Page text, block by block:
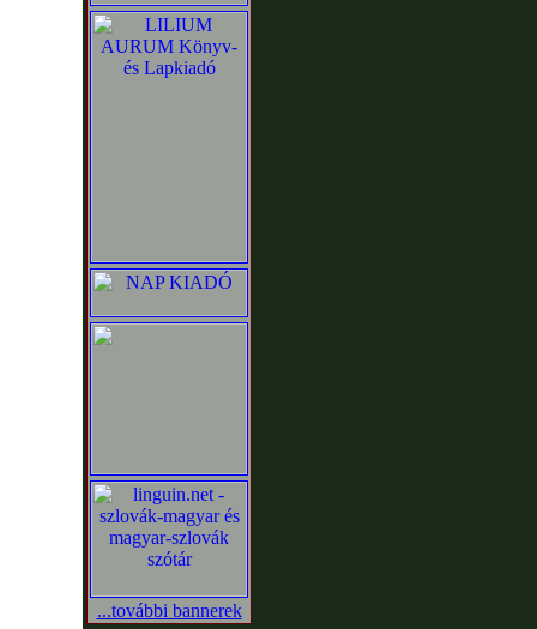
...további bannerek